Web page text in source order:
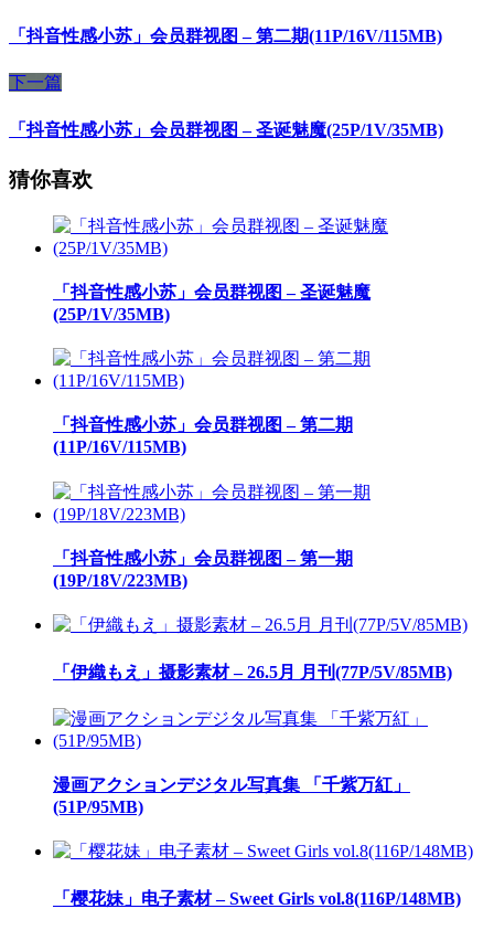
「抖音性感小苏」会员群视图 – 第二期(11P/16V/115MB)
下一篇
「抖音性感小苏」会员群视图 – 圣诞魅魔(25P/1V/35MB)
猜你喜欢
「抖音性感小苏」会员群视图 – 圣诞魅魔
(25P/1V/35MB)
「抖音性感小苏」会员群视图 – 第二期
(11P/16V/115MB)
「抖音性感小苏」会员群视图 – 第一期
(19P/18V/223MB)
「伊織もえ」摄影素材 – 26.5月 月刊(77P/5V/85MB)
漫画アクションデジタル写真集 「千紫万紅」
(51P/95MB)
「樱花妹」电子素材 – Sweet Girls vol.8(116P/148MB)